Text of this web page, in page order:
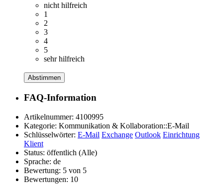
nicht hilfreich
1
2
3
4
5
sehr hilfreich
Abstimmen
FAQ-Information
Artikelnummer: 4100995
Kategorie: Kommunikation & Kollaboration::E-Mail
Schlüsselwörter: E-Mail Exchange Outlook Einrichtung
Klient
Status: öffentlich (Alle)
Sprache: de
Bewertung: 5 von 5
Bewertungen: 10